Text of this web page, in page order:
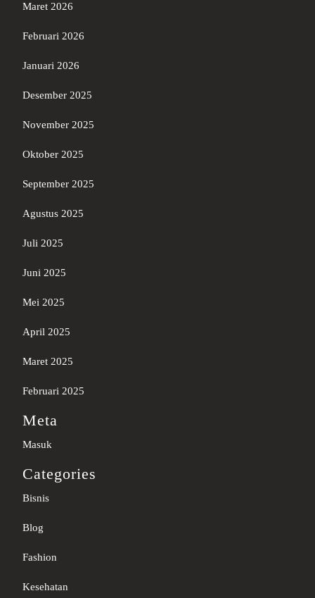
Maret 2026
Februari 2026
Januari 2026
Desember 2025
November 2025
Oktober 2025
September 2025
Agustus 2025
Juli 2025
Juni 2025
Mei 2025
April 2025
Maret 2025
Februari 2025
Meta
Masuk
Categories
Bisnis
Blog
Fashion
Kesehatan